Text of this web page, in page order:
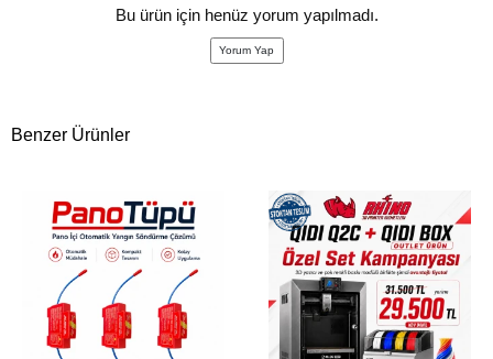
Bu ürün için henüz yorum yapılmadı.
Yorum Yap
Benzer Ürünler